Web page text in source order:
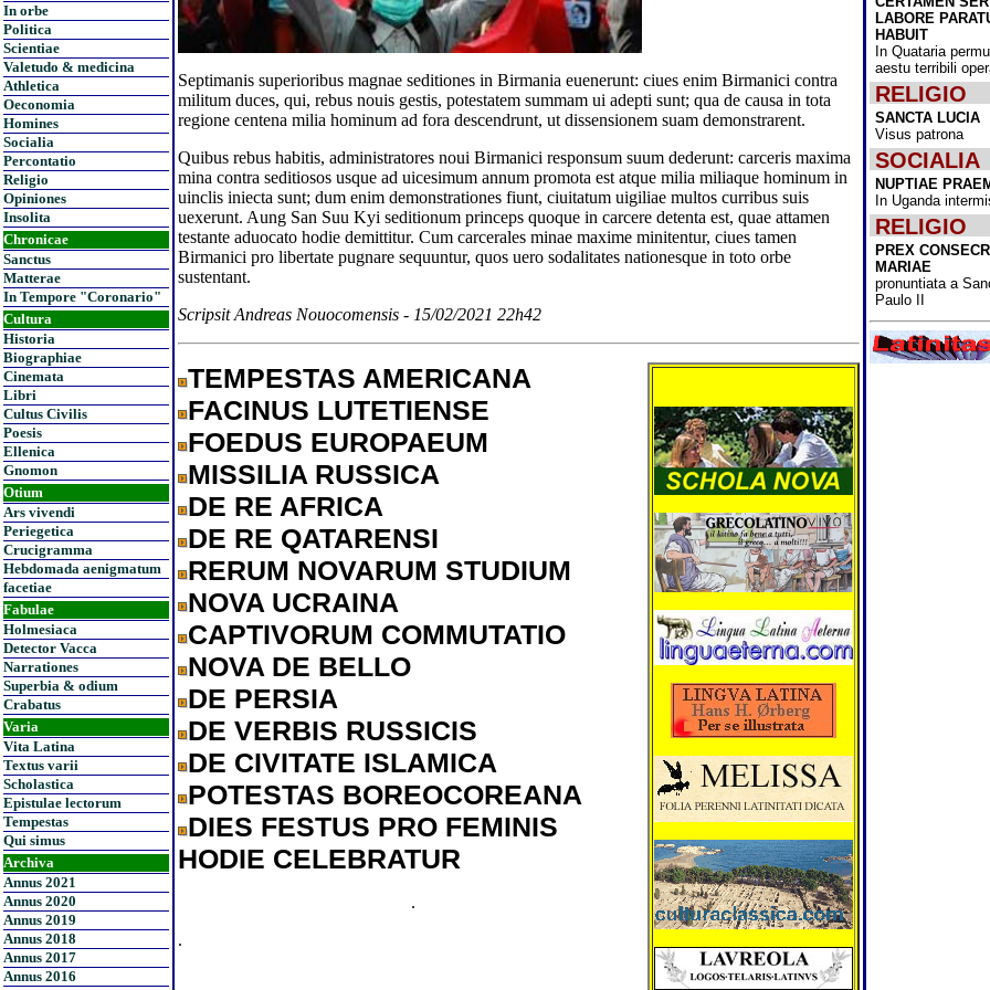
In orbe
Politica
Scientiae
Valetudo & medicina
Athletica
Oeconomia
Homines
Socialia
Percontatio
Religio
Opiniones
Insolita
Chronicae
Sanctus
Matterae
In Tempore "Coronario"
Cultura
Historia
Biographiae
Cinemata
Libri
Cultus Civilis
Poesis
Ellenica
Gnomon
Otium
Ars vivendi
Periegetica
Crucigramma
Hebdomada aenigmatum
facetiae
Fabulae
Holmesiaca
Detector Vacca
Narrationes
Superbia & odium
Crabatus
Varia
Vita Latina
Textus varii
Scholastica
Epistulae lectorum
Tempestas
Qui simus
Archiva
Annus 2021
Annus 2020
Annus 2019
Annus 2018
Annus 2017
Annus 2016
Septimanis superioribus magnae seditiones in Birmania euenerunt: ciues enim Birmanici contra
militum duces, qui, rebus nouis gestis, potestatem summam ui adepti sunt; qua de causa in tota
regione centena milia hominum ad fora descendrunt, ut dissensionem suam demonstrarent.
Quibus rebus habitis, administratores noui Birmanici responsum suum dederunt: carceris maxima
mina contra seditiosos usque ad uicesimum annum promota est atque milia miliaque hominum in
uinclis iniecta sunt; dum enim demonstrationes fiunt, ciuitatum uigiliae multos curribus suis
uexerunt. Aung San Suu Kyi seditionum princeps quoque in carcere detenta est, quae attamen
testante aduocato hodie demittitur. Cum carcerales minae maxime minitentur, ciues tamen
Birmanici pro libertate pugnare sequuntur, quos uero sodalitates nationesque in toto orbe
sustentant.
Scripsit Andreas Nouocomensis - 15/02/2021 22h42
TEMPESTAS AMERICANA
FACINUS LUTETIENSE
FOEDUS EUROPAEUM
MISSILIA RUSSICA
DE RE AFRICA
DE RE QATARENSI
RERUM NOVARUM STUDIUM
NOVA UCRAINA
CAPTIVORUM COMMUTATIO
NOVA DE BELLO
DE PERSIA
DE VERBIS RUSSICIS
DE CIVITATE ISLAMICA
POTESTAS BOREOCOREANA
DIES FESTUS PRO FEMINIS
HODIE CELEBRATUR
.
.
Nativitatis
lectoribus
ominamur!
Cum ante
dimidium
potestatem
obtinuissent,
extemplo
esse coeperunt,
cum de
institutionibus
Acta diurna
News"
consilium,
Bactrianarum
accessus ad
"usque ad
intermittetur.
Ipse partis
LABORE
HABUIT
In Quataria
aestu terribili
RELIGIO
SANCTA LUCIA
Visus patrona
SOCIALIA
NUPTIAE
In Uganda
RELIGIO
PREX
MARIAE
pronuntiata a
Paulo II